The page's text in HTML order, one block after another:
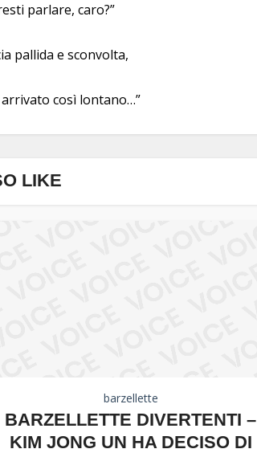
parlare, caro?”
pallida e sconvolta,
così lontano…”
LIKE
barzellette
BARZELLETTE DIVERTENTI –
KIM JONG UN HA DECISO DI